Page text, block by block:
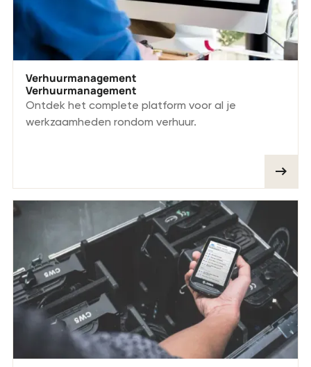
Verhuurmanagement
Verhuurmanagement
Ontdek het complete platform voor al je
werkzaamheden rondom verhuur.